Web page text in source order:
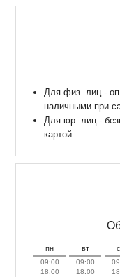
Для физ. лиц -
наличными при
Для юр. лиц -
картой
пн вт
09:00
18:00
09:00
18:00